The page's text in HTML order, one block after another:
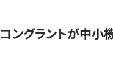
コングラントが中小